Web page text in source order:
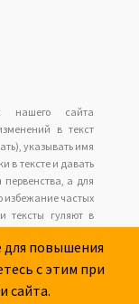
нашего сайта
в текст
указывать имя
в тексте и давать
а для
избежание частых
тексты гуляют в
и содержанию
для повышения
с этим при
сайта.